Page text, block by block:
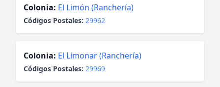
Colonia: El Limón (Ranchería)
Códigos Postales: 29962
Colonia: El Limonar (Ranchería)
Códigos Postales: 29969